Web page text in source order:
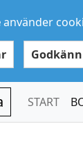
använder
START